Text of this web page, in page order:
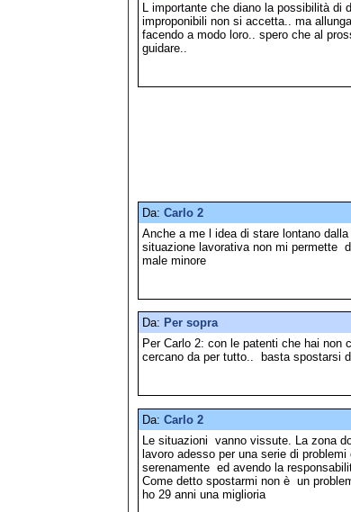
L importante che diano la possibilità di
improponibili non si accetta.. ma
facendo a modo loro.. spero che al
guidare..
Da: Carlo 2
Anche a me l idea di stare lontano
situazione lavorativa non mi permette
male minore
Da: Per sopra
Per Carlo 2: con le patenti che hai
cercano da per tutto.. basta spostarsi
Da: Carlo 2
Le situazioni vanno vissute. La zona
lavoro adesso per una serie di
serenamente ed avendo la
Come detto spostarmi non è un
ho 29 anni una miglioria